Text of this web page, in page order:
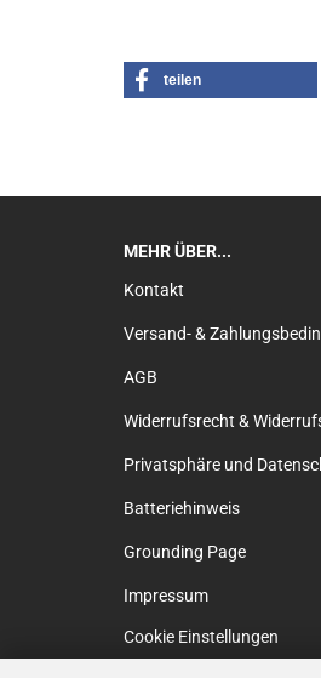
teilen
MEHR ÜBER...
Kontakt
Versand- &
AGB
Widerrufsrecht &
Privatsphäre und
Batteriehinweis
Grounding Page
Impressum
Cookie Einstellungen